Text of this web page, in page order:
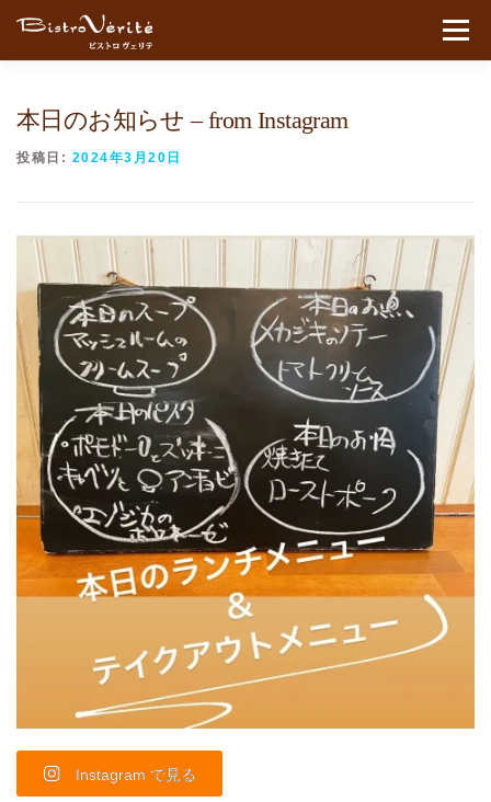
コンテンツへスキップ
メニュ
本日のお知らせ – from Instagram
投稿日: 2024年3月20日
Instagram で見る